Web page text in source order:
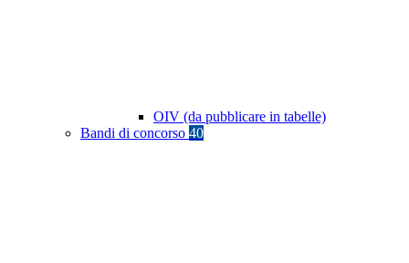
OIV (da pubblicare in tabelle)
Bandi di concorso 40